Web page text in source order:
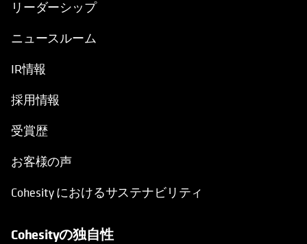
リーダーシップ
ニュースルーム
IR情報
採用情報
受賞歴
お客様の声
Cohesity におけるサステナビリティ
Cohesityの独自性